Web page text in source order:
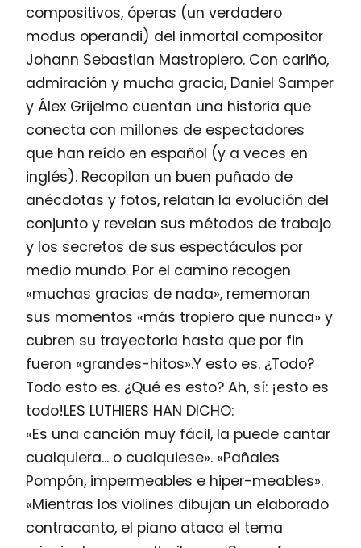
compositivos, óperas (un verdadero
modus operandi) del inmortal compositor
Johann Sebastian Mastropiero. Con cariño,
admiración y mucha gracia, Daniel Samper
y Álex Grijelmo cuentan una historia que
conecta con millones de espectadores
que han reído en español (y a veces en
inglés). Recopilan un buen puñado de
anécdotas y fotos, relatan la evolución del
conjunto y revelan sus métodos de trabajo
y los secretos de sus espectáculos por
medio mundo. Por el camino recogen
«muchas gracias de nada», rememoran
sus momentos «más tropiero que nunca» y
cubren su trayectoria hasta que por fin
fueron «grandes-hitos».Y esto es. ¿Todo?
Todo esto es. ¿Qué es esto? Ah, sí: ¡esto es
todo!LES LUTHIERS HAN DICHO:
«Es una canción muy fácil, la puede cantar
cualquiera... o cualquiese». «Pañales
Pompón, impermeables e hiper-meables».
«Mientras los violines dibujan un elaborado
contracanto, el piano ataca el tema